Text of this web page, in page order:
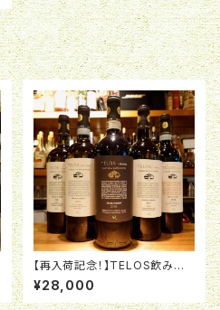
【再入荷記念！】TELOS飲み比
べフルセット
¥28,000